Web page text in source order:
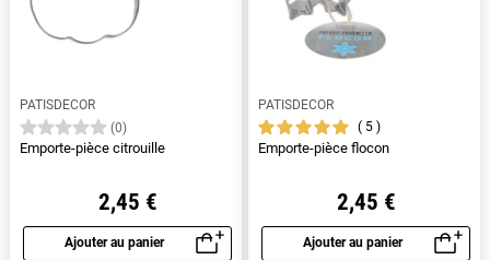
PATISDECOR
(0)
Emporte-pièce citrouille
2,45 €
Ajouter au panier
PATISDECOR
5
Emporte-pièce flocon
2,45 €
Ajouter au panier